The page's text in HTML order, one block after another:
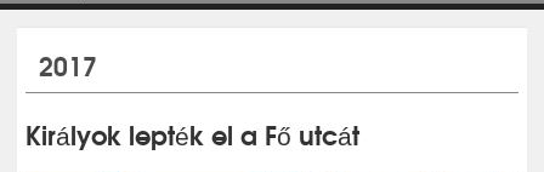
2017
Királyok lepték el a Fő utcát